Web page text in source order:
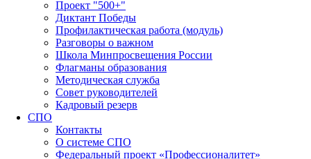
Проект "500+"
Диктант Победы
Профилактическая работа (модуль)
Разговоры о важном
Школа Минпросвещения России
Флагманы образования
Методическая служба
Совет руководителей
Кадровый резерв
СПО
Контакты
О системе СПО
Федеральный проект «Профессионалитет»